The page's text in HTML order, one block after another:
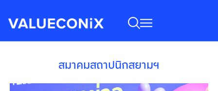
สมาคมสถาปนิกสยามฯ